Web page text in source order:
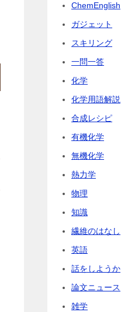
ChemEnglish
ガジェット
スキリング
一問一答
化学
化学用語解説
合成レシピ
有機化学
無機化学
熱力学
物理
知識
繊維のはなし
英語
話をしようか
論文ニュース
雑学